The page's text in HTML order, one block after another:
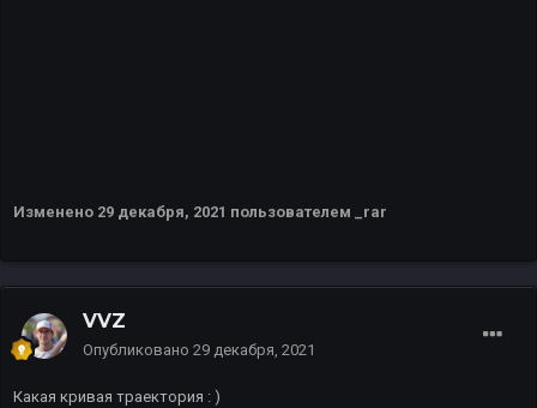
Изменено 29 декабря, 2021 пользователем _rar
VVZ
Опубликовано 29 декабря, 2021
Какая кривая траектория : )